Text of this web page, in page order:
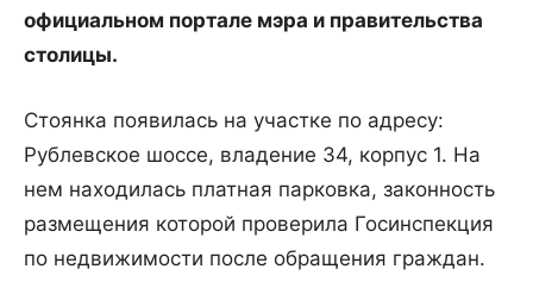
официальном портале мэра и правительства
столицы.
Стоянка появилась на участке по адресу:
Рублевское шоссе, владение 34, корпус 1. На
нем находилась платная парковка, законность
размещения которой проверила Госинспекция
по недвижимости после обращения граждан.